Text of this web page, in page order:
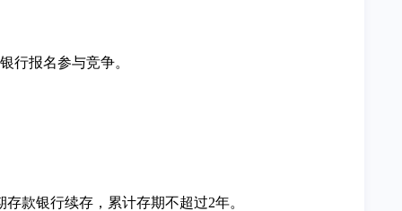
行报名参与竞争。
款银行续存，累计存期不超过2年。